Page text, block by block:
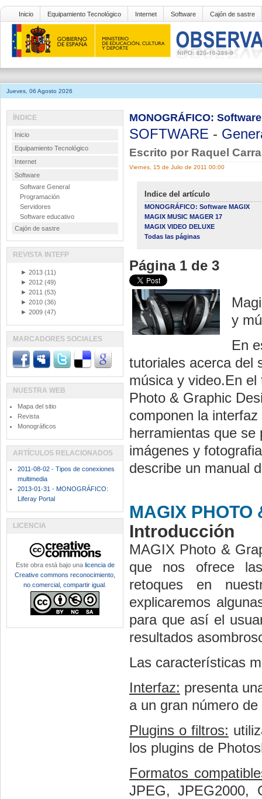
Inicio Equipamiento Tecnológico Internet Software Cajón de sastre
Jueves, 06 Agosto 2026
MONOGRÁFICO:
SOFTWARE -
Escrito por Raquel
Viernes, 15 de Julio de 2011 00:00
Indice del artículo
MONOGRÁFICO: Software MAGIX
MAGIX MUSIC MAGER 17
MAGIX VIDEO DELUXE
Todas las páginas
Página 1 de 3
y
En
tutoriales acerca del
música y video.En
Photo & Graphic
componen la
herramientas que se
imágenes y
describe un manual
MAGIX PHOTO
Introducción
MAGIX Photo &
que nos ofrece
retoques en
explicaremos
para que así el
resultados
Las características
Interfaz: presenta
a un gran número
Plugins o filtros:
los plugins de
Formatos
JPEG, JPEG2000,
ÍNDICE
Inicio
Equipamiento Tecnológico
Internet
Software
Software General
Programación
Servidores
Software educativo
Cajón de sastre
REVISTA INTEFP
► 2013 (11)
► 2012 (49)
► 2011 (53)
► 2010 (36)
► 2009 (47)
MARCADORES SOCIALES
NUESTRA WEB
Mapa del sitio
Revista
Monográficos
ARTÍCULOS RELACIONADOS
2011-08-02 - Tipos de conexiones
multimedia
2013-01-31 - MONOGRÁFICO:
Liferay Portal
LICENCIA
Este obra está bajo una licencia de
Creative commons reconocimiento,
no comercial, compartir igual